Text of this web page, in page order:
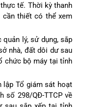
tế. Thời kỳ thanh
thiết có thể xem
lý, sử dụng, sắp
nhà, đất dôi dư sau
chức bộ máy tại tỉnh
lập Tổ giám sát hoạt
số 298/QĐ-TTCP về